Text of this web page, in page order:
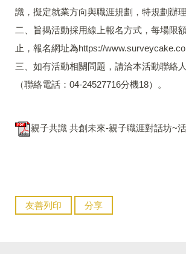
識，擬定就業方向與職涯規劃，特規劃辦理
二、旨揭活動採用線上報名方式，每場限
止，報名網址為https://
三、如有活動相關問題，請洽本活動聯絡
（聯絡電話：04-24527716分機18）。
親子共識 共創未來-親子職涯對話坊~
友善列印 分享